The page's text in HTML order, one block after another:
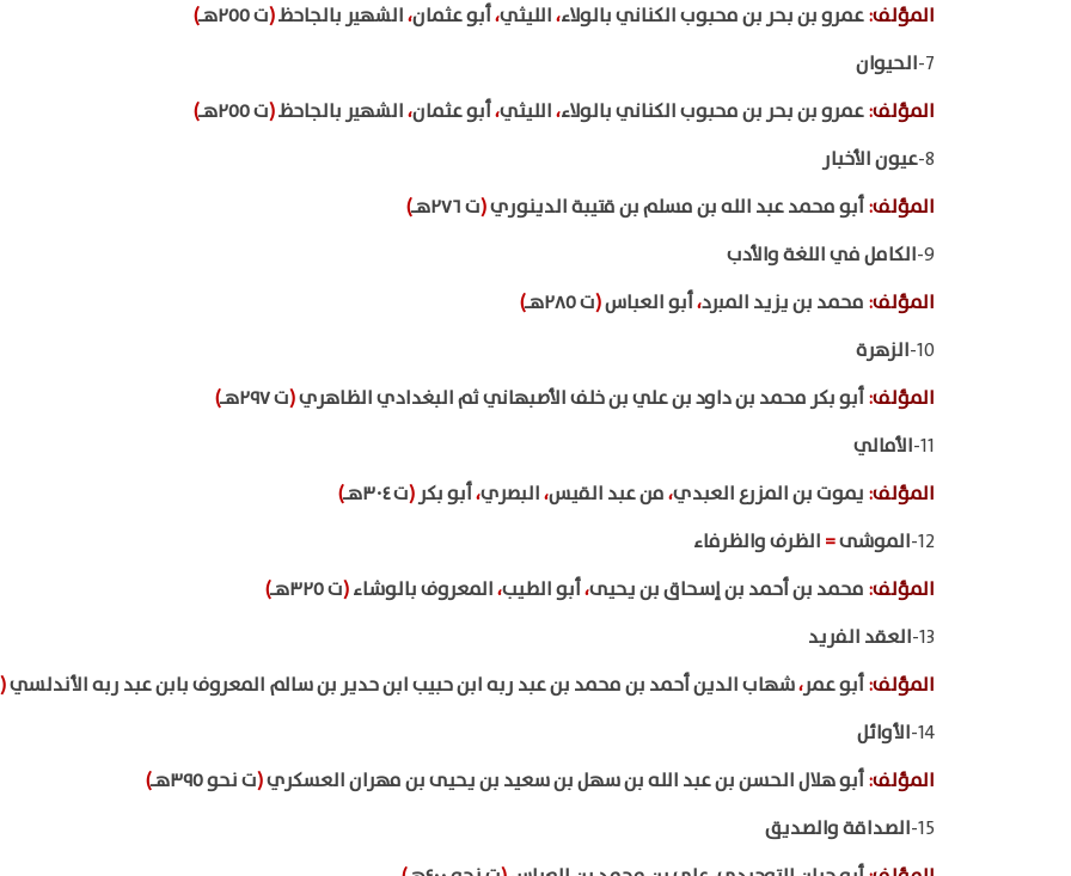
المؤلف:عمرو بن بحر بن محبوب الكناني بالولاء،الليثي،أبو عثمان،الشهير بالجاحظ(ت ٢٥٥هـ
)
7- الحيوان
المؤلف:عمرو بن بحر بن محبوب الكناني بالولاء،الليثي،أبو عثمان،الشهير بالجاحظ(ت ٢٥٥هـ
)
8- عيون الأخبار
المؤلف:أبو محمد عبد الله بن مسلم بن قتيبة الدينوري(ت ٢٧٦هـ
)
9- الكامل في اللغة والأدب
المؤلف: محمد بن يزيد المبرد،أبو العباس(ت ٢٨٥هـ
)
10- الزهرة
المؤلف:أبو بكر محمد بن داود بن علي بن خلف الأصبهاني ثم البغدادي الظاهري(ت ٢٩٧هـ
)
11- الأمالي
المؤلف: يموت بن المزرع العبدي،من عبد القيس،البصري،أبو بكر(ت ٣٠٤هـ
)
12- الموشى= الظرف والظرفاء
المؤلف: محمد بن أحمد بن إسحاق بن يحيى،أبو الطيب،المعروف بالوشاء(ت ٣٢٥هـ
)
13- العقد الفريد
المؤلف:أبو عمر،شهاب الدين أحمد بن محمد بن عبد ربه ابن حبيب ابن حدير بن سالم المعروف بابن عبد ربه الأندلسي(
14- الأوائل
المؤلف:أبو هلال الحسن بن عبد الله بن سهل بن سعيد بن يحيى بن مهران العسكري(ت نحو ٣٩٥هـ
)
15- الصداقة والصديق